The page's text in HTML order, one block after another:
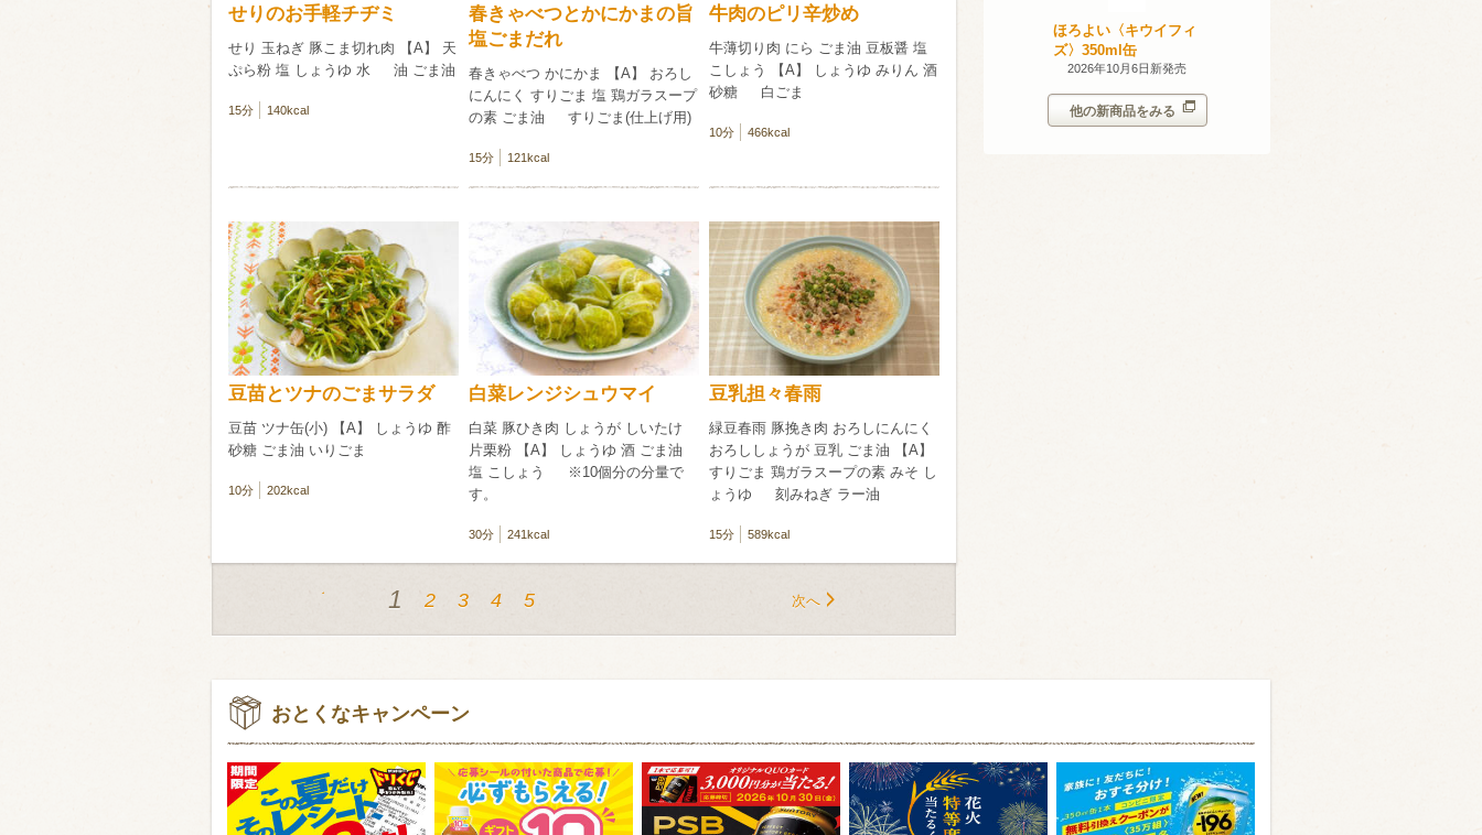
せりのお手軽チヂミ
せり 玉ねぎ 豚こま切れ肉 【A】 天
ぷら粉 塩 しょうゆ 水 油 ごま油
15分 140kcal
春きゃべつとかにかまの旨
塩ごまだれ
春きゃべつ かにかま 【A】 おろし
にんにく すりごま 塩 鶏ガラスープ
の素 ごま油 すりごま(仕上げ用)
15分 121kcal
牛肉のピリ辛炒め
牛薄切り肉 にら ごま油 豆板醤 塩
こしょう 【A】 しょうゆ みりん 酒
砂糖 白ごま
10分 466kcal
豆苗とツナのごまサラダ
豆苗 ツナ缶(小) 【A】 しょうゆ 酢
砂糖 ごま油 いりごま
10分 202kcal
白菜レンジシュウマイ
白菜 豚ひき肉 しょうが しいたけ
片栗粉 【A】 しょうゆ 酒 ごま油
塩 こしょう ※10個分の分量で
す。
30分 241kcal
豆乳担々春雨
緑豆春雨 豚挽き肉 おろしにんにく
おろししょうが 豆乳 ごま油 【A】
すりごま 鶏ガラスープの素 みそ し
ょうゆ 刻みねぎ ラー油
15分 589kcal
次へ
1 2 3 4 5
ほろよい〈キウイフィ
ズ〉350ml缶
2026年10月6日新発売
ブリュット 2023
750ml瓶
2026年7月14日新発売
他の新商品をみる
おとくなキャンペーン